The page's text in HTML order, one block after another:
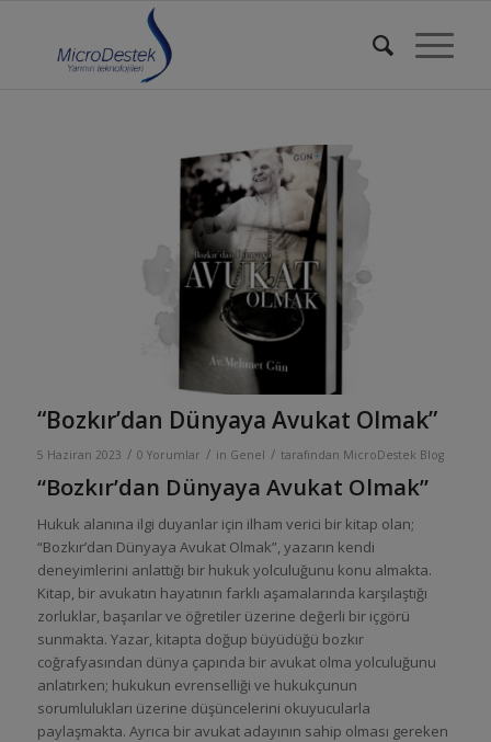
“Bozkır’dan Dünyaya Avukat Olmak”
5 Haziran 2023 / 0 Yorumlar / in Genel / tarafından MicroDestek Blog
“Bozkır’dan Dünyaya Avukat Olmak”
Hukuk alanına ilgi duyanlar için ilham verici bir kitap olan;
“Bozkır’dan Dünyaya Avukat Olmak”, yazarın kendi
deneyimlerini anlattığı bir hukuk yolculuğunu konu almakta.
Kitap, bir avukatın hayatının farklı aşamalarında karşılaştığı
zorluklar, başarılar ve öğretiler üzerine değerli bir içgörü
sunmakta. Yazar, kitapta doğup büyüdüğü bozkır
coğrafyasından dünya çapında bir avukat olma yolculuğunu
anlatırken; hukukun evrenselliği ve hukukçunun
sorumlulukları üzerine düşüncelerini okuyucularla
paylaşmakta. Ayrıca bir avukat adayının sahip olması gereken